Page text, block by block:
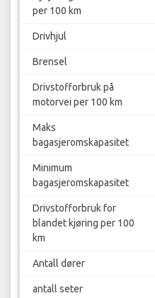
per 100 km
Drivhjul
Brensel
Drivstofforbruk på
motorvei per 100 km
Maks
bagasjeromskapasitet
Minimum
bagasjeromskapasitet
Drivstofforbruk for
blandet kjøring per 100
km
Antall dører
antall seter